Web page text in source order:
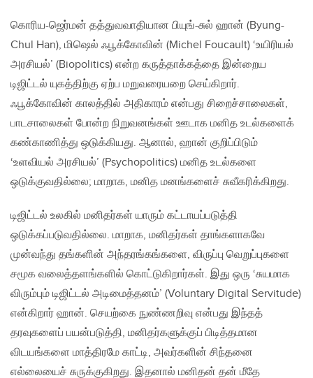
கொரிய-ஜெர்மன் தத்துவவாதியான பியுங்-சுல் ஹான் (Byung-
Chul Han), மிஷெல் ஃபூக்கோவின் (Michel Foucault) ‘உயிரியல்
அரசியல்’ (Biopolitics) என்ற கருத்தாக்கத்தை இன்றைய
டிஜிட்டல் யுகத்திற்கு ஏற்ப மறுவரையறை செய்கிறார்.
ஃபூக்கோவின் காலத்தில் அதிகாரம் என்பது சிறைச்சாலைகள்,
பாடசாலைகள் போன்ற நிறுவனங்கள் ஊடாக மனித உடல்களைக்
கண்காணித்து ஒடுக்கியது. ஆனால், ஹான் குறிப்பிடும்
‘உளவியல் அரசியல்’ (Psychopolitics) மனித உடல்களை
ஒடுக்குவதில்லை; மாறாக, மனித மனங்களைச் சுவீகரிக்கிறது.
டிஜிட்டல் உலகில் மனிதர்கள் யாரும் கட்டாயப்படுத்தி
ஒடுக்கப்படுவதில்லை. மாறாக, மனிதர்கள் தாங்களாகவே
முன்வந்து தங்களின் அந்தரங்கங்களை, விருப்பு வெறுப்புகளை
சமூக வலைத்தளங்களில் கொட்டுகிறார்கள். இது ஒரு ‘சுயமாக
விரும்பும் டிஜிட்டல் அடிமைத்தனம்’ (Voluntary Digital Servitude)
என்கிறார் ஹான். செயற்கை நுண்ணறிவு என்பது இந்தத்
தரவுகளைப் பயன்படுத்தி, மனிதர்களுக்குப் பிடித்தமான
விடயங்களை மாத்திரமே காட்டி, அவர்களின் சிந்தனை
எல்லையைச் சுருக்குகிறது. இதனால் மனிதன் தன் மீதே